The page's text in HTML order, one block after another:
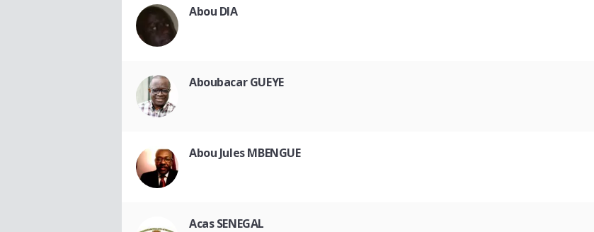
Abou DIA
Aboubacar GUEYE
Abou Jules MBENGUE
Acas SENEGAL